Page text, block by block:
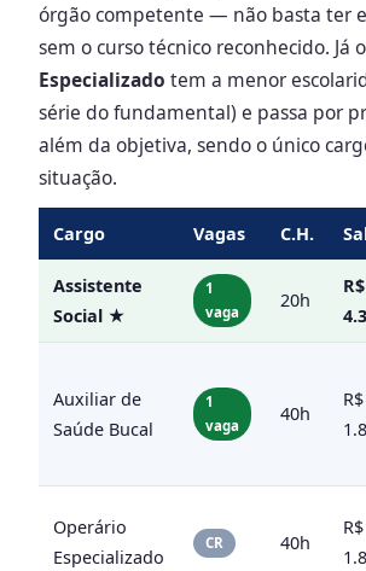
órgão competente — não basta ter
sem o curso técnico reconhecido. Já o
Especializado tem a menor
série do fundamental) e passa por
além da objetiva, sendo o único
situação.
Cargo Vagas C.H.
Assistente
Social ★
1
vaga
20h
R$
Auxiliar de
Saúde Bucal
1
vaga
40h
R$
Operário
Especializado
CR 40h
R$